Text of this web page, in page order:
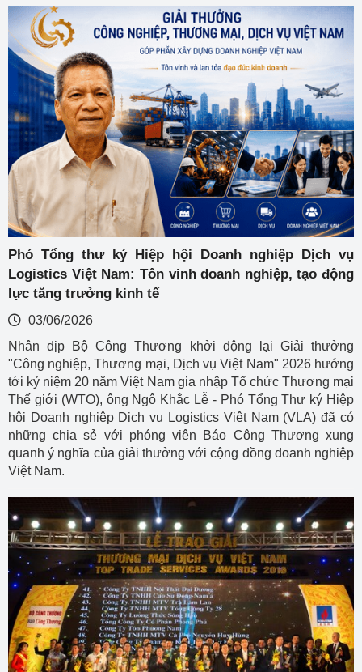
Phó Tổng thư ký Hiệp hội Doanh nghiệp Dịch vụ
Logistics Việt Nam: Tôn vinh doanh nghiệp, tạo động
lực tăng trưởng kinh tế
03/06/2026
Nhân dịp Bộ Công Thương khởi động lại Giải thưởng
"Công nghiệp, Thương mại, Dịch vụ Việt Nam" 2026 hướng
tới kỷ niệm 20 năm Việt Nam gia nhập Tổ chức Thương mại
Thế giới (WTO), ông Ngô Khắc Lễ - Phó Tổng Thư ký Hiệp
hội Doanh nghiệp Dịch vụ Logistics Việt Nam (VLA) đã có
những chia sẻ với phóng viên Báo Công Thương xung
quanh ý nghĩa của giải thưởng với cộng đồng doanh nghiệp
Việt Nam.